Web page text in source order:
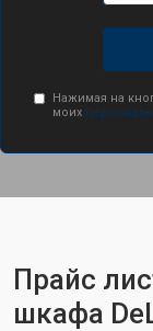
Нажимая на
моих
Прайс
шкафа